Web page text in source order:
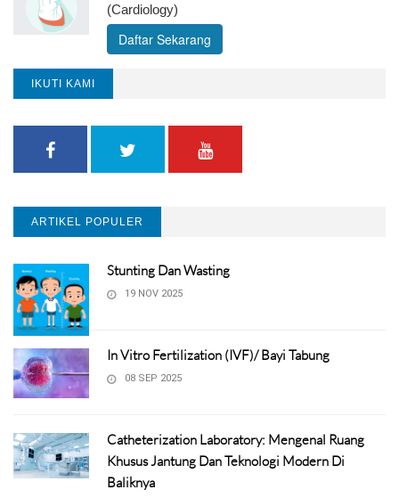
(Cardiology)
Daftar Sekarang
IKUTI KAMI
ARTIKEL POPULER
Stunting Dan Wasting
19 NOV 2025
In Vitro Fertilization (IVF)/ Bayi Tabung
08 SEP 2025
Catheterization Laboratory: Mengenal Ruang
Khusus Jantung Dan Teknologi Modern Di
Baliknya